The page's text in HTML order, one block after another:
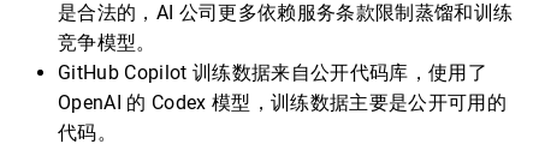
是合法的，AI 公司更多依赖服务条款限制蒸馏和训练
竞争模型。
GitHub Copilot 训练数据来自公开代码库，使用了
OpenAI 的 Codex 模型，训练数据主要是公开可用的
代码。